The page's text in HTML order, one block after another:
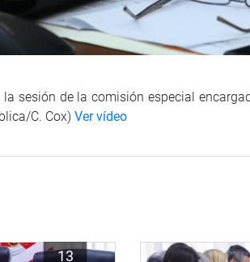
sesión de la comisión especial
C. Cox) Ver vídeo
13